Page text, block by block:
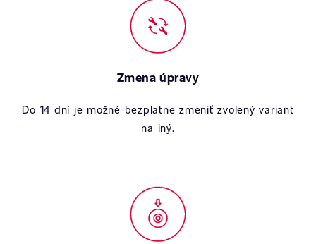
Zmena úpravy
Do 14 dní je možné bezplatne zmeniť zvolený variant
na iný.